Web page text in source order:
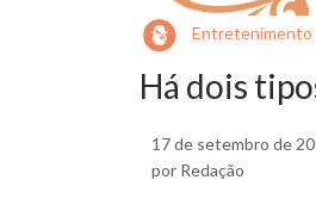
Entretenimento
Há dois
17 de setembro de
por Redação